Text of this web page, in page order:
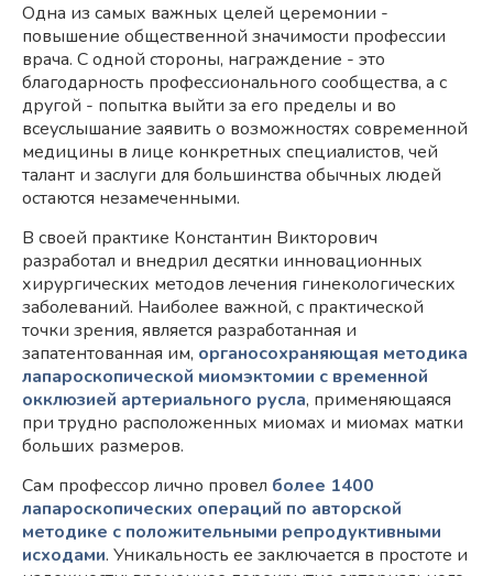
Одна из самых важных целей церемонии -
повышение общественной значимости профессии
врача. С одной стороны, награждение - это
благодарность профессионального сообщества, а с
другой - попытка выйти за его пределы и во
всеуслышание заявить о возможностях современной
медицины в лице конкретных специалистов, чей
талант и заслуги для большинства обычных людей
остаются незамеченными.
В своей практике Константин Викторович
разработал и внедрил десятки инновационных
хирургических методов лечения гинекологических
заболеваний. Наиболее важной, с практической
точки зрения, является разработанная и
запатентованная им, органосохраняющая методика
лапароскопической миомэктомии с временной
окклюзией артериального русла, применяющаяся
при трудно расположенных миомах и миомах матки
больших размеров.
Сам профессор лично провел более 1400
лапароскопических операций по авторской
методике с положительными репродуктивными
исходами. Уникальность ее заключается в простоте и